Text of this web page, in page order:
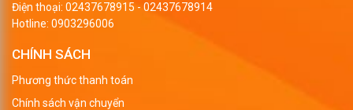
Điện thoại: 02437678915 - 02437678914
Hotline: 0903296006
CHÍNH SÁCH
Phương thức thanh toán
Chính sách vận chuyển